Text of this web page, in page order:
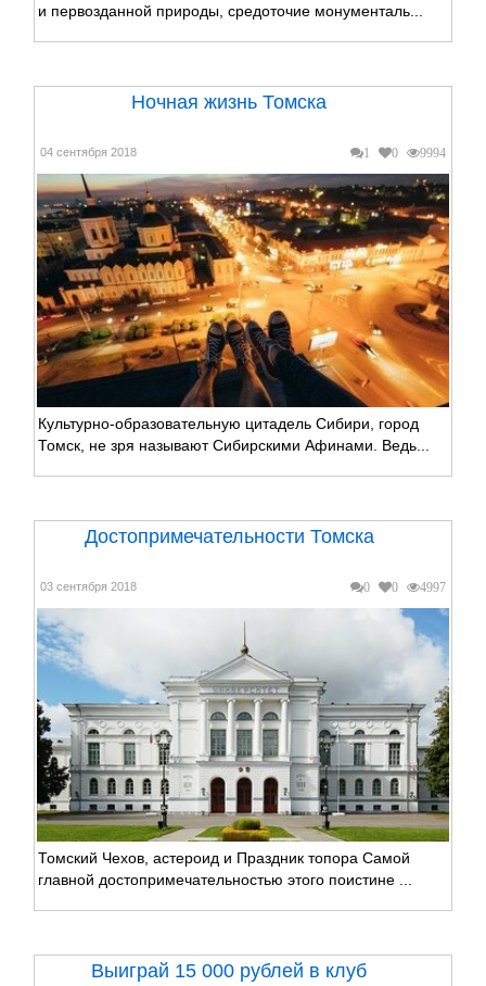
и первозданной природы, средоточие монументаль...
Ночная жизнь Томска
1 0 9994
04 сентября 2018
Культурно-образовательную цитадель Сибири, город
Томск, не зря называют Сибирскими Афинами. Ведь...
Достопримечательности Томска
0 0 4997
03 сентября 2018
Томский Чехов, астероид и Праздник топора Самой
главной достопримечательностью этого поистине ...
Выиграй 15 000 рублей в клуб